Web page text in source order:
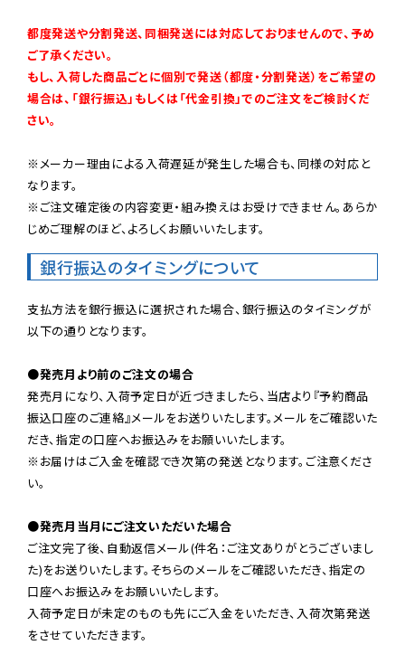
都度発送や分割発送、同梱発送には対応しておりませんので、予め
ご了承ください。
もし、入荷した商品ごとに個別で発送（都度・分割発送）をご希望の
場合は、「銀行振込」もしくは「代金引換」でのご注文をご検討くだ
さい。
※メーカー理由による入荷遅延が発生した場合も、同様の対応と
なります。
※ご注文確定後の内容変更・組み換えはお受けできません。あらか
じめご理解のほど、よろしくお願いいたします。
銀行振込のタイミングについて
支払方法を銀行振込に選択された場合、銀行振込のタイミングが
以下の通りとなります。
●発売月より前のご注文の場合
発売月になり、入荷予定日が近づきましたら、当店より『予約商品
振込口座のご連絡』メールをお送りいたします。メールをご確認いた
だき、指定の口座へお振込みをお願いいたします。
※お届けはご入金を確認でき次第の発送となります。ご注意くださ
い。
●発売月当月にご注文いただいた場合
ご注文完了後、自動返信メール(件名：ご注文ありがとうございまし
た)をお送りいたします。そちらのメールをご確認いただき、指定の
口座へお振込みをお願いいたします。
入荷予定日が未定のものも先にご入金をいただき、入荷次第発送
をさせていただきます。